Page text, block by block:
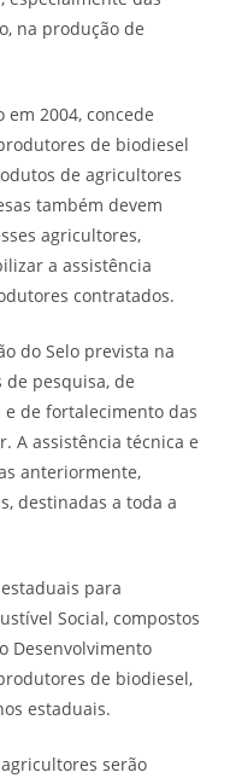
na produção de
em 2004, concede
de biodiesel
de agricultores
também devem
agricultores,
a assistência
contratados.
do Selo prevista na
pesquisa, de
de fortalecimento das
A assistência técnica e
anteriormente,
destinadas a toda a
para
Social, compostos
Desenvolvimento
de biodiesel,
estaduais.
serão